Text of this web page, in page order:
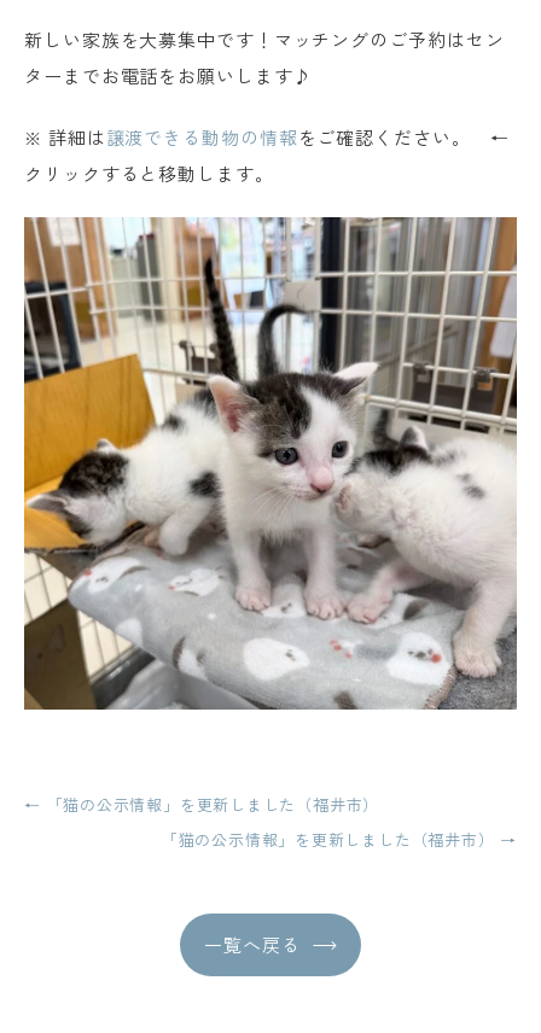
新しい家族を大募集中です！マッチングのご予約はセン
ターまでお電話をお願いします♪
※ 詳細は譲渡できる動物の情報をご確認ください。 ←
クリックすると移動します。
投
←
「猫の公示情報」を更新しました（福井市）
「猫の公示情報」を更新しました（福井市）
→
一覧へ戻る